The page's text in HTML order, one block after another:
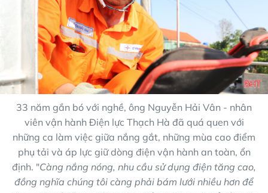
33 năm gắn bó với nghề, ông Nguyễn Hải Vân - nhân
viên vận hành Điện lực Thạch Hà đã quá quen với
những ca làm việc giữa nắng gắt, những mùa cao điểm
phụ tải và áp lực giữ dòng điện vận hành an toàn, ổn
định. "Càng nắng nóng, nhu cầu sử dụng điện tăng cao,
đồng nghĩa chúng tôi càng phải bám lưới nhiều hơn để